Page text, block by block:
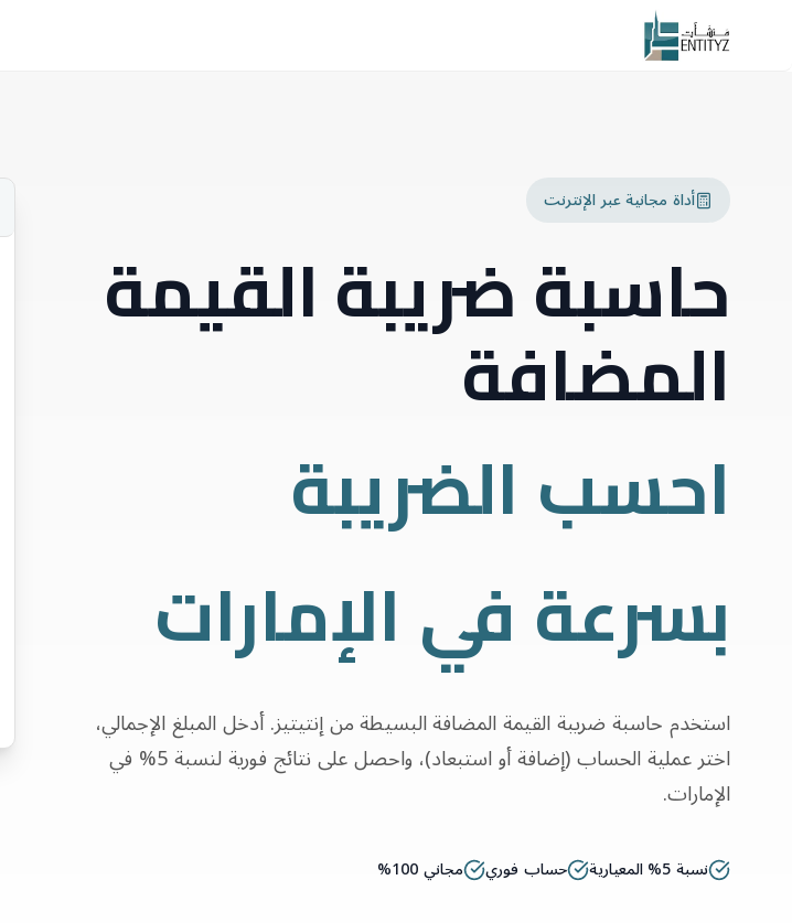
أداة مجانية عبر الإنترنت
حاسبة ضريبة القيمة
المضافة
احسب الضريبة
بسرعة في الإمارات
استخدم حاسبة ضريبة القيمة المضافة البسيطة من إنتيتيز. أدخل المبلغ الإجمالي،
اختر عملية الحساب (إضافة أو استبعاد)، واحصل على نتائج فورية لنسبة 5% في
الإمارات.
نسبة 5% المعيارية حساب فوري مجاني 100%